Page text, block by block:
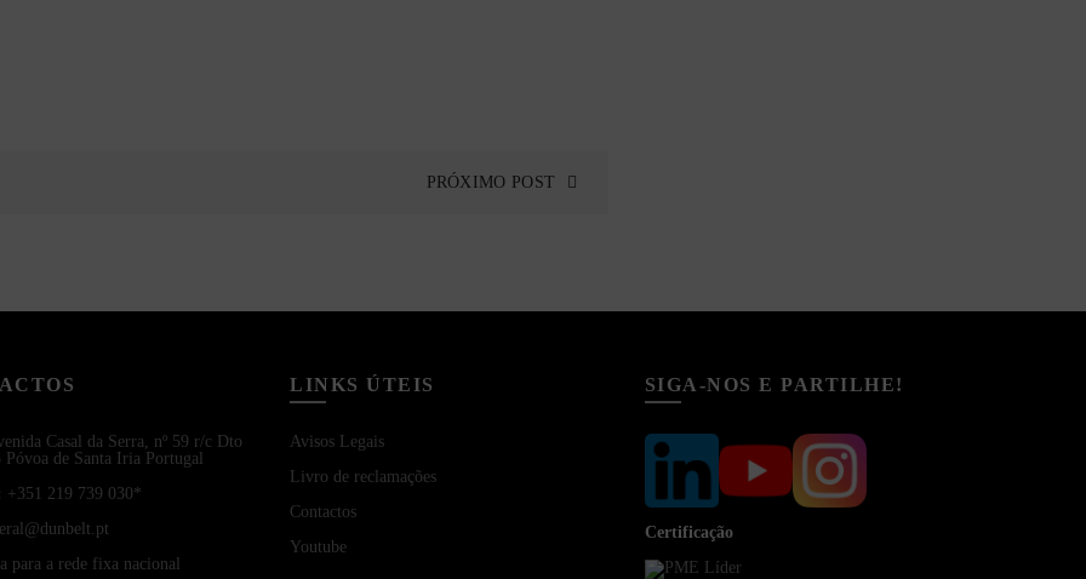
PRÓXIMO POST
Casal da Serra, nº 59 r/c Dto
Póvoa de Santa Iria Portugal
+351 219 739 030*
para a rede fixa nacional
LINKS ÚTEIS
Avisos Legais
Livro de reclamações
Contactos
Youtube
SIGA-NOS E PARTILHE!
Certificação